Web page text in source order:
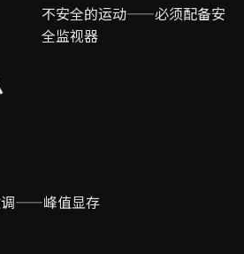
不安全的运动——必须配备安
全监视器
调——峰值显存